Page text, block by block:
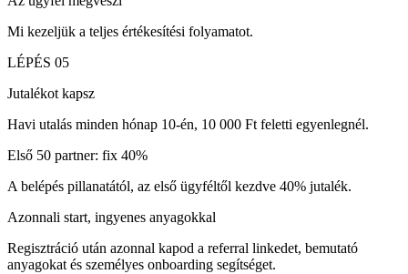
Mi kezeljük a teljes értékesítési folyamatot.
LÉPÉS 05
Jutalékot kapsz
Havi utalás minden hónap 10-én, 10 000 Ft feletti egyenlegnél.
Első 50 partner: fix 40%
A belépés pillanatától, az első ügyféltől kezdve 40% jutalék.
Azonnali start, ingyenes anyagokkal
Regisztráció után azonnal kapod a referral linkedet, bemutató
anyagokat és személyes onboarding segítséget.